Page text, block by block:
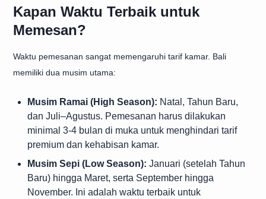
Kapan Waktu Terbaik untuk
Memesan?
Waktu pemesanan sangat memengaruhi tarif kamar. Bali
memiliki dua musim utama:
Musim Ramai (High Season): Natal, Tahun Baru,
dan Juli–Agustus. Pemesanan harus dilakukan
minimal 3-4 bulan di muka untuk menghindari tarif
premium dan kehabisan kamar.
Musim Sepi (Low Season): Januari (setelah Tahun
Baru) hingga Maret, serta September hingga
November. Ini adalah waktu terbaik untuk